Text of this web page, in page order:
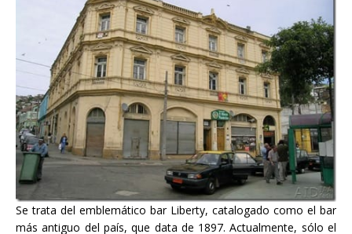
Se trata del emblemático bar Liberty, catalogado como el bar
más antiguo del país, que data de 1897. Actualmente, sólo el